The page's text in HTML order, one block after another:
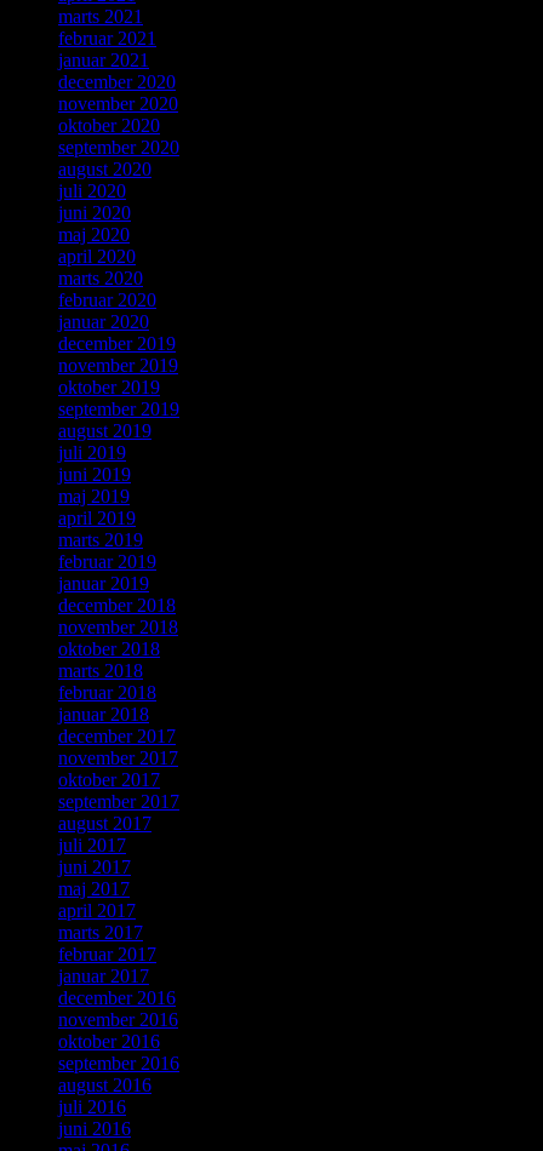
marts 2021
februar 2021
januar 2021
december 2020
november 2020
oktober 2020
september 2020
august 2020
juli 2020
juni 2020
maj 2020
april 2020
marts 2020
februar 2020
januar 2020
december 2019
november 2019
oktober 2019
september 2019
august 2019
juli 2019
juni 2019
maj 2019
april 2019
marts 2019
februar 2019
januar 2019
december 2018
november 2018
oktober 2018
marts 2018
februar 2018
januar 2018
december 2017
november 2017
oktober 2017
september 2017
august 2017
juli 2017
juni 2017
maj 2017
april 2017
marts 2017
februar 2017
januar 2017
december 2016
november 2016
oktober 2016
september 2016
august 2016
juli 2016
juni 2016